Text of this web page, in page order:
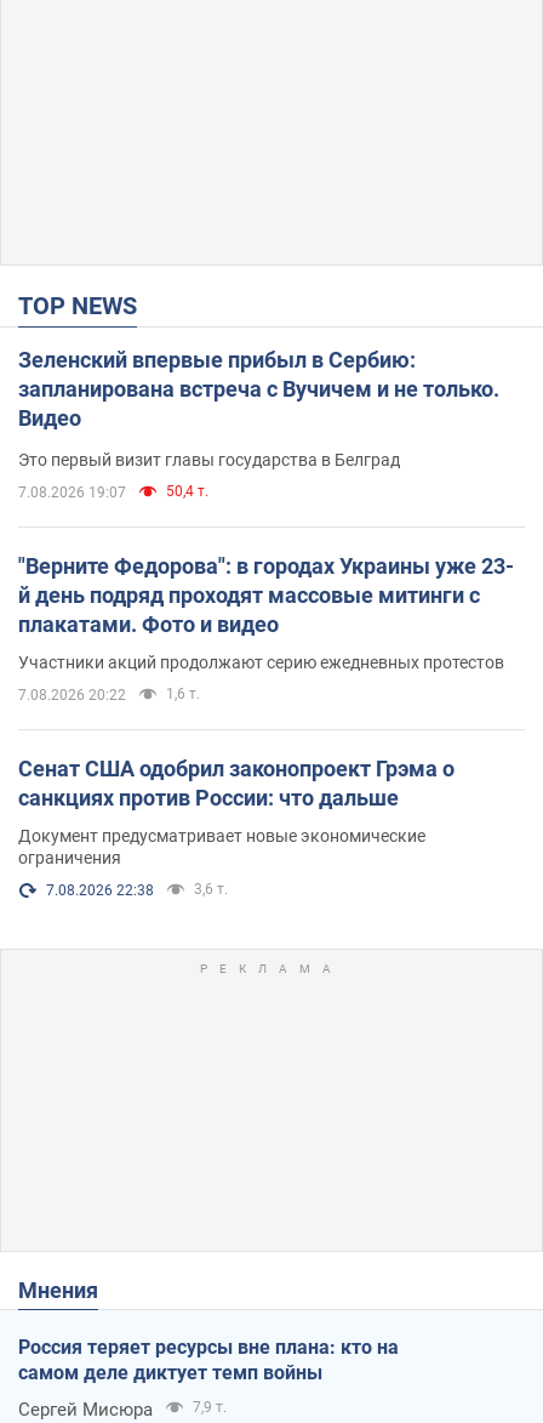
TOP NEWS
Зеленский впервые прибыл в Сербию:
запланирована встреча с Вучичем и не только.
Видео
Это первый визит главы государства в Белград
7.08.2026 19:07 50,4 т.
"Верните Федорова": в городах Украины уже 23-
й день подряд проходят массовые митинги с
плакатами. Фото и видео
Участники акций продолжают серию ежедневных протестов
7.08.2026 20:22 1,6 т.
Сенат США одобрил законопроект Грэма о
санкциях против России: что дальше
Документ предусматривает новые экономические
ограничения
7.08.2026 22:38 3,6 т.
Мнения
Россия теряет ресурсы вне плана: кто на
самом деле диктует темп войны
Сергей Мисюра 7,9 т.